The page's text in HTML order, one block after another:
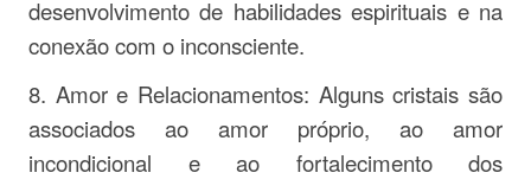
desenvolvimento de habilidades espirituais e na
conexão com o inconsciente.
8. Amor e Relacionamentos: Alguns cristais são
associados ao amor próprio, ao amor
incondicional e ao fortalecimento dos